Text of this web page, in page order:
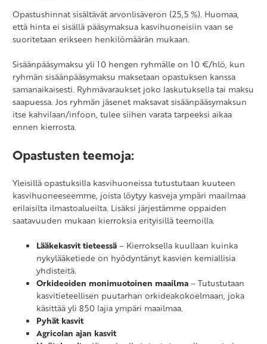
Opastushinnat sisältävät arvonlisäveron (25,5 %). Huomaa,
että hinta ei sisällä pääsymaksua kasvihuoneisiin vaan se
suoritetaan erikseen henkilömäärän mukaan.
Sisäänpääsymaksu yli 10 hengen ryhmälle on 10 €/hlö, kun
ryhmän sisäänpääsymaksu maksetaan opastuksen kanssa
samanaikaisesti. Ryhmävaraukset joko laskutuksella tai maksu
saapuessa. Jos ryhmän jäsenet maksavat sisäänpääsymaksun
itse kahvilaan/infoon, tulee siihen varata tarpeeksi aikaa
ennen kierrosta.
Opastusten teemoja:
Yleisillä opastuksilla kasvihuoneissa tutustutaan kuuteen
kasvihuoneeseemme, joista löytyy kasveja ympäri maailmaa
erilaisilta ilmastoalueilta. Lisäksi järjestämme oppaiden
saatavuuden mukaan kierroksia erityisillä teemoilla.
Lääkekasvit tieteessä– Kierroksella kuullaan kuinka
nykylääketiede on hyödyntänyt kasvien kemiallisia
yhdisteitä.
Orkideoiden monimuotoinen maailma– Tutustutaan
kasvitieteellisen puutarhan orkideakokoelmaan, joka
käsittää yli 850 lajia ympäri maailmaa.
Pyhät kasvit
Agricolan ajan kasvit